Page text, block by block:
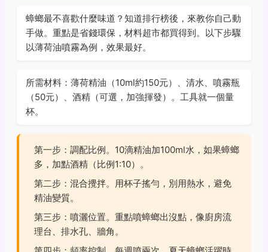
蟑螂最不喜歡什麼味道？知道排行榜後，來教你自己動
手做。重點是省錢環保，材料超市都買得到。以下步驟
以薄荷油噴霧為例，效果最好。
所需材料：薄荷精油（10ml約150元）、清水、噴霧瓶
（50元）、酒精（可選，加強揮發）。工具就一個量
杯。
第一步：調配比例。10滴精油加100ml水，如果蟑螂
多，加點酒精（比例1:10）。
第二步：混合攪拌。用杯子搖勻，別用熱水，避免
精油變質。
第三步：噴灑位置。重點噴蟑螂出沒點，像廚房流
理台、排水孔、牆角。